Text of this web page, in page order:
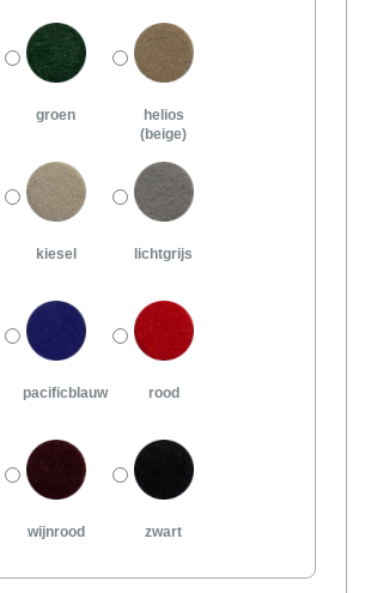
groen
helios
(beige)
kiesel lichtgrijs
pacificblauw rood
wijnrood zwart